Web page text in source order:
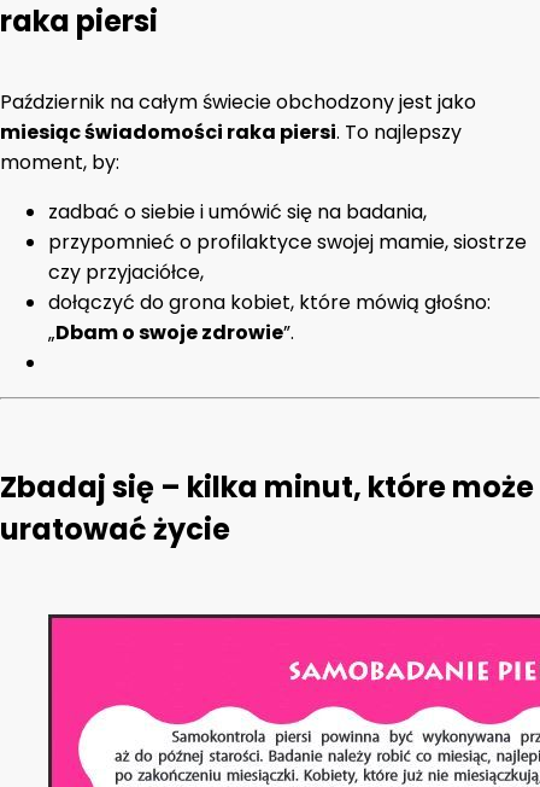
raka piersi
Październik na całym świecie obchodzony jest jako
miesiąc świadomości raka piersi. To najlepszy
moment, by:
zadbać o siebie i umówić się na badania,
przypomnieć o profilaktyce swojej mamie, siostrze
czy przyjaciółce,
dołączyć do grona kobiet, które mówią głośno:
„Dbam o swoje zdrowie”.
Zbadaj się – kilka minut, które może
uratować życie